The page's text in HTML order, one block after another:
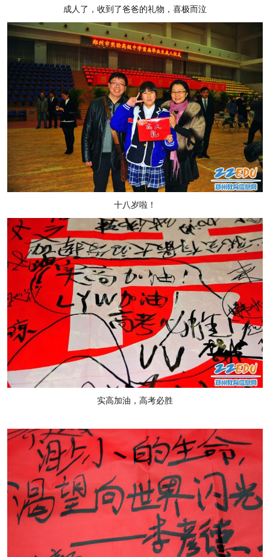
成人了，收到了爸爸的礼物，喜极而泣
十八岁啦！
实高加油，高考必胜